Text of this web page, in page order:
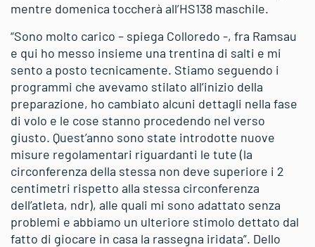
mentre domenica toccherà all’HS138 maschile.
“Sono molto carico – spiega Colloredo -, fra Ramsau
e qui ho messo insieme una trentina di salti e mi
sento a posto tecnicamente. Stiamo seguendo i
programmi che avevamo stilato all’inizio della
preparazione, ho cambiato alcuni dettagli nella fase
di volo e le cose stanno procedendo nel verso
giusto. Quest’anno sono state introdotte nuove
misure regolamentari riguardanti le tute (la
circonferenza della stessa non deve superiore i 2
centimetri rispetto alla stessa circonferenza
dell’atleta, ndr), alle quali mi sono adattato senza
problemi e abbiamo un ulteriore stimolo dettato dal
fatto di giocare in casa la rassegna iridata”. Dello